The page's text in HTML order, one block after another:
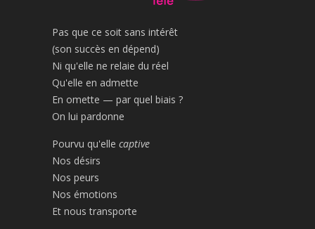
Pas que ce soit sans intérêt
(son succès en dépend)
Ni qu'elle ne relaie du réel
Qu'elle en admette
En omette — par quel biais ?
On lui pardonne
Pourvu qu'elle captive
Nos désirs
Nos peurs
Nos émotions
Et nous transporte